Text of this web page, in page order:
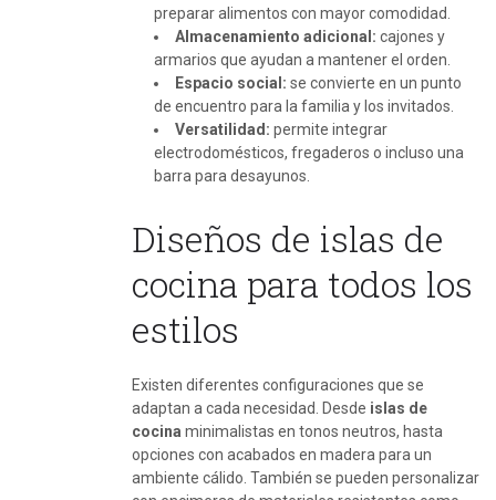
preparar alimentos con mayor comodidad.
Almacenamiento adicional: cajones y
armarios que ayudan a mantener el orden.
Espacio social: se convierte en un punto
de encuentro para la familia y los invitados.
Versatilidad: permite integrar
electrodomésticos, fregaderos o incluso una
barra para desayunos.
Diseños de islas de
cocina para todos los
estilos
Existen diferentes configuraciones que se
adaptan a cada necesidad. Desde islas de
cocina minimalistas en tonos neutros, hasta
opciones con acabados en madera para un
ambiente cálido. También se pueden personalizar